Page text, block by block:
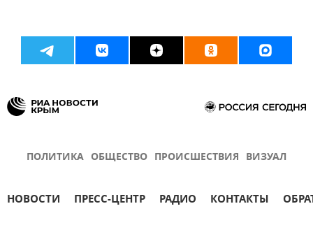
ПОЛИТИКА ОБЩЕСТВО ПРОИСШЕСТВИЯ ВИЗУАЛ
НОВОСТИ ПРЕСС-ЦЕНТР РАДИО КОНТАКТЫ